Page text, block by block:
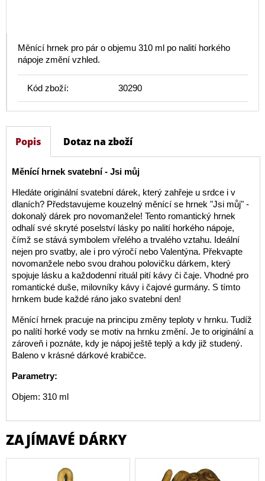
Měnící hrnek pro pár o objemu 310 ml po nalití horkého
nápoje změní vzhled.
Kód zboží: 30290
Popis Dotaz na zboží
Měnící hrnek svatební - Jsi můj
Hledáte originální svatební dárek, který zahřeje u srdce i v
dlaních? Představujeme kouzelný měnící se hrnek "Jsi můj" -
dokonalý dárek pro novomanžele! Tento romantický hrnek
odhalí své skryté poselství lásky po nalití horkého nápoje,
čímž se stává symbolem vřelého a trvalého vztahu. Ideální
nejen pro svatby, ale i pro výročí nebo Valentýna. Překvapte
novomanžele nebo svou drahou polovičku dárkem, který
spojuje lásku a každodenní rituál pití kávy či čaje. Vhodné pro
romantické duše, milovníky kávy i čajové gurmány. S tímto
hrnkem bude každé ráno jako svatební den!
Měnící hrnek pracuje na principu změny teploty v hrnku. Tudíž
po nalítí horké vody se motiv na hrnku změní. Je to originální a
zároveň i poznáte, kdy je nápoj ještě teplý a kdy již studený.
Baleno v krásné dárkové krabičce.
Parametry:
Objem: 310 ml
ZAJÍMAVÉ DÁRKY